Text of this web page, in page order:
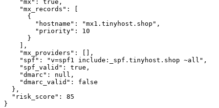
    "mx": true,
    "mx_records": [
      {
        "hostname": "mx1.tinyhost.shop",
        "priority": 10
      }
    ],
    "mx_providers": [],
    "spf": "v=spf1 include:_spf.tinyhost.shop ~all",
    "spf_valid": true,
    "dmarc": null,
    "dmarc_valid": false
  },
  "risk_score": 85
}